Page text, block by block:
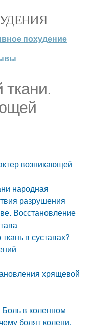
похудение
возникающей
народная
разрушения
Восстановление
в суставах?
хрящевой
в коленном
болят колени,